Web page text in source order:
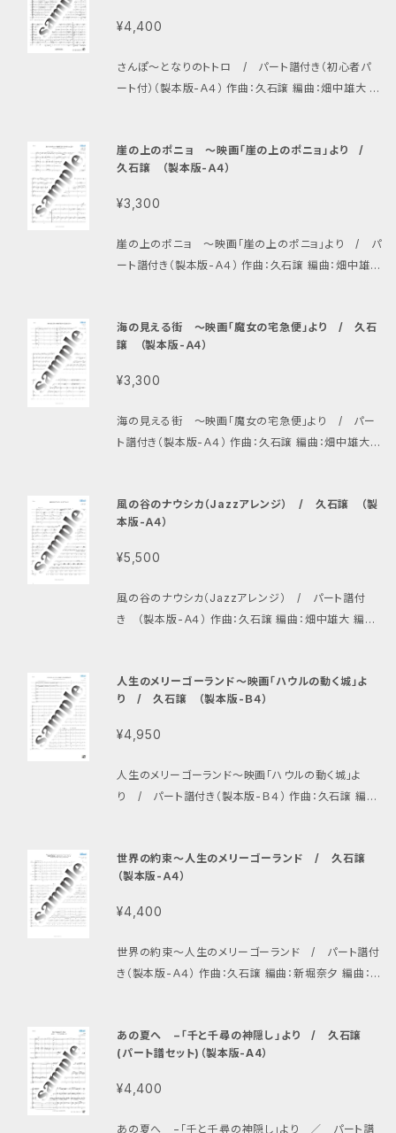
¥4,400
さんぽ〜となりのトトロ / パート譜付き（初心者パ
ート付）（製本版-Ａ４） 作曲：久石譲 編曲：畑中雄大 編
ロン、（アルトチェンバロギター）、スネアドラム 人気の
ジブリ作品より、初心者も楽しめる作品になっておりま
崖の上のポニョ 〜映画「崖の上のポニョ」より /
久石譲 （製本版-Ａ４）
¥3,300
崖の上のポニョ 〜映画「崖の上のポニョ」より / パ
ート譜付き（製本版-Ａ４） 作曲：久石譲 編曲：畑中雄大
海の見える街 〜映画「魔女の宅急便」より / 久石
譲 （製本版-Ａ４）
¥3,300
海の見える街 〜映画「魔女の宅急便」より / パー
ト譜付き（製本版-Ａ４） 作曲：久石譲 編曲：畑中雄大
風の谷のナウシカ（Jazzアレンジ） / 久石譲 （製
本版-Ａ４）
¥5,500
風の谷のナウシカ（Jazzアレンジ） / パート譜付
き （製本版-Ａ４） 作曲：久石譲 編曲：畑中雄大 編
人生のメリーゴーランド〜映画「ハウルの動く城」よ
り / 久石譲 （製本版-Ｂ４）
¥4,950
人生のメリーゴーランド〜映画「ハウルの動く城」よ
り / パート譜付き（製本版-Ｂ４） 作曲：久石譲 編
ラバスギター、ギタロン、パーカッション（タンバリン、グ
ロッケン）
世界の約束〜人生のメリーゴーランド / 久石譲
（製本版-Ａ４）
¥4,400
世界の約束〜人生のメリーゴーランド / パート譜付
き（製本版-Ａ４） 作曲：久石譲 編曲：新堀奈夕 編曲：ア
ン
あの夏へ −「千と千尋の神隠し」より / 久石譲
(パート譜セット)（製本版-A4）
¥4,400
あの夏へ −「千と千尋の神隠し」より ／ パート譜